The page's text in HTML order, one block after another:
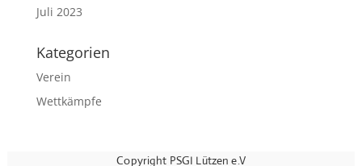
Juli 2023
Kategorien
Verein
Wettkämpfe
Copyright PSGI Lützen e.V